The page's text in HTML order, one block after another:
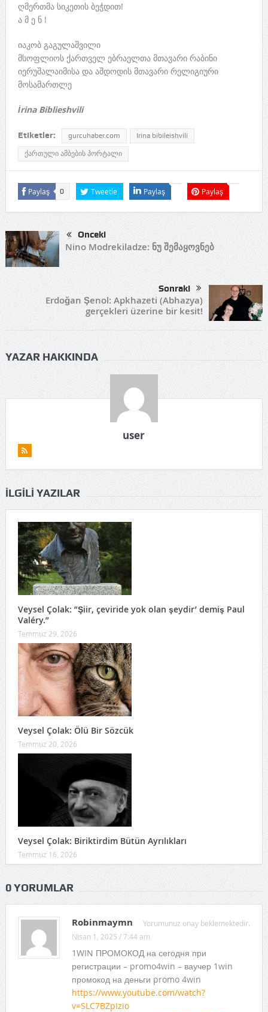
ღმერთმა სიკეთის ბეჭდით!
ა მ ე ნ !
იაკობ გაგულაშვილი
მსოფლიოს ქართველ ებრაელთა მთავარი რაბინი
იერუშალაიმისა და აშდოდის მთავარი რელიგიური
მოსამართლე
İrina Biblieshvili
Etiketler: gurcuhaber.com Irina bibileishvili
ქართული ამბების პორტალი
Paylaş 0 Tweetle Paylaş Paylaş
Önceki
Nino Modrekiladze: ნუ შემაყოვნებ
Sonraki
Erdoğan Şenol: Apkhazeti (Abhazya)
gerçekleri üzerine bir kesit!
YAZAR HAKKINDA
user
İLGILI YAZILAR
Veysel Çolak: ”Şiir, çeviride yok olan şeydir’ demiş Paul
Valéry.”
Temmuz 29, 2026
Veysel Çolak: Ölü Bir Sözcük
Temmuz 20, 2026
Veysel Çolak: Biriktirdim Bütün Ayrılıkları
Temmuz 16, 2026
0 YORUMLAR
Yorumunuz onay beklemektedir.
Robinmaymn
Nisan 1, 2025 / 7:44 am
1WIN ПРОМОКОД на сегодня при
регистрации – promo4win – ваучер 1win
промокод на деньги promo 4win
https://www.youtube.com/watch?
v=SLC7BZpIzio